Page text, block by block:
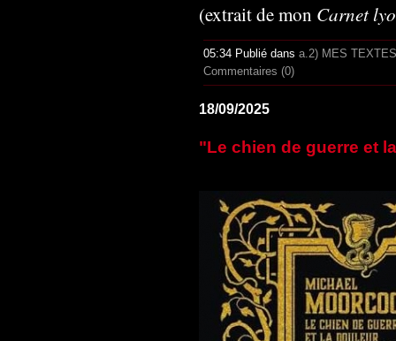
(extrait de mon Carnet
05:34 Publié dans a.2) MES TEXTES
Commentaires (0)
18/09/2025
"Le chien de guerre et